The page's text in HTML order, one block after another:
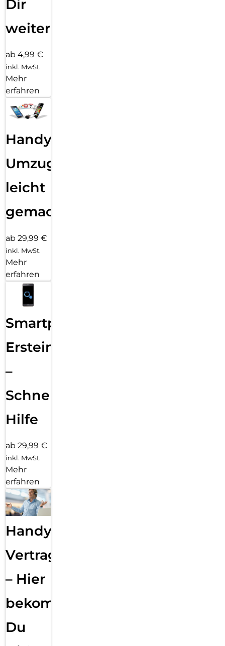
Dir
weiter
ab 4,99 €
inkl. MwSt.
Mehr
erfahren
Handy
Umzug
leicht
gemacht!
ab 29,99 €
inkl. MwSt.
Mehr
erfahren
Smartphone
Ersteinrichtung
–
Schnelle
Hilfe
ab 29,99 €
inkl. MwSt.
Mehr
erfahren
Handy
Vertragsabwicklung
– Hier
bekommst
Du